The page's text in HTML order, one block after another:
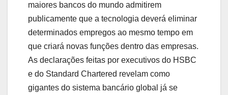
maiores bancos do mundo admitirem
publicamente que a tecnologia deverá eliminar
determinados empregos ao mesmo tempo em
que criará novas funções dentro das empresas.
As declarações feitas por executivos do HSBC
e do Standard Chartered revelam como
gigantes do sistema bancário global já se